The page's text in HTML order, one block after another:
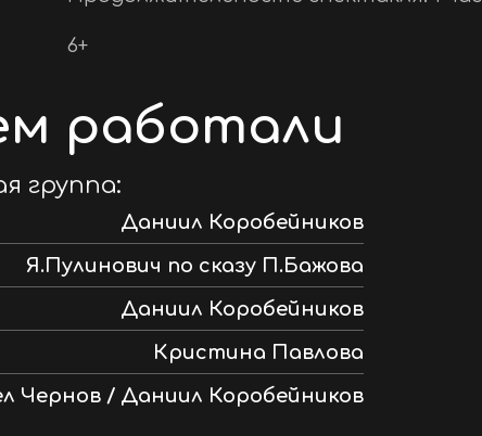
6+
работали
группа:
Даниил Коробейников
Я.Пулинович по сказу П.Бажова
Даниил Коробейников
Кристина Павлова
Чернов / Даниил Коробейников